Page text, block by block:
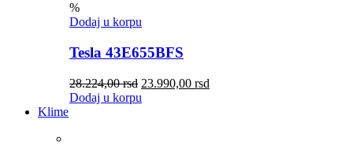
%
Dodaj u korpu
Tesla 43E655BFS
28.224,00rsd 23.990,00 rsd
Dodaj u korpu
Klime